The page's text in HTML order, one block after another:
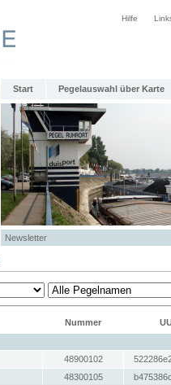
Hilfe
Start Pegelauswahl über Karte
Newsletter
Nummer
48900102
48300105